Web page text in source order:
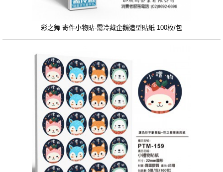
彩之舞 寄件小物貼-需冷藏企鵝造型貼紙 100枚/包